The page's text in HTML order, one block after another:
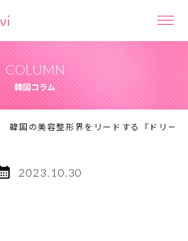
COLUMN
韓国コラム
韓国の美容整形界をリードする『ドリー
2023.10.30